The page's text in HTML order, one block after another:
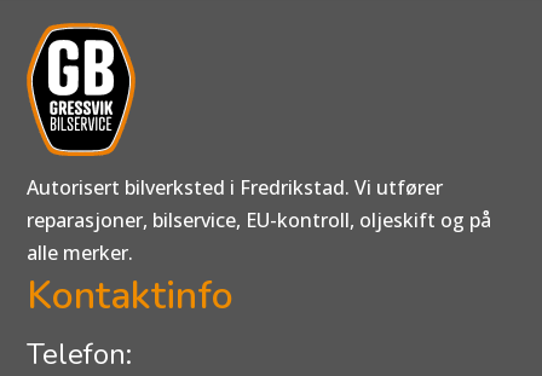
Autorisert bilverksted i Fredrikstad. Vi utfører
reparasjoner, bilservice, EU-kontroll, oljeskift og på
alle merker.
Kontaktinfo
Telefon: